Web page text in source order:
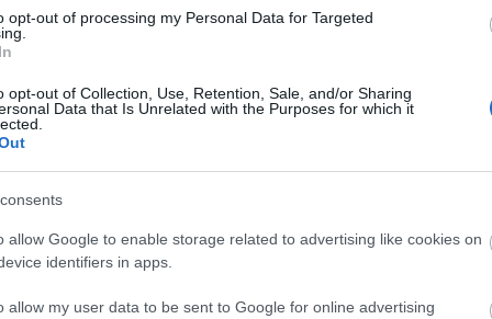
opt-out of processing my Personal Data for Targeted
opt-out of Collection, Use, Retention, Sale, and/or Sharing
Data that Is Unrelated with the Purposes for which it
allow Google to enable storage related to advertising like cookies on
identifiers in apps.
allow my user data to be sent to Google for online advertising
που βαθμιαία θα αυξηθούν και από
βροχές ή όμβροι και μεμονωμένες
θα εξασθενήσουν και στις περισσότερες
4 και πρόσκαιρα έως 5 μποφόρ. Από το
με την ίδια ένταση.
Κελσίου. Στη δυτική Μακεδονία 2 με 3
ΣΤΕΡΕΑ, ΔΥΤΙΚΗ ΠΕΛΟΠΟΝΝΗΣΟΣ